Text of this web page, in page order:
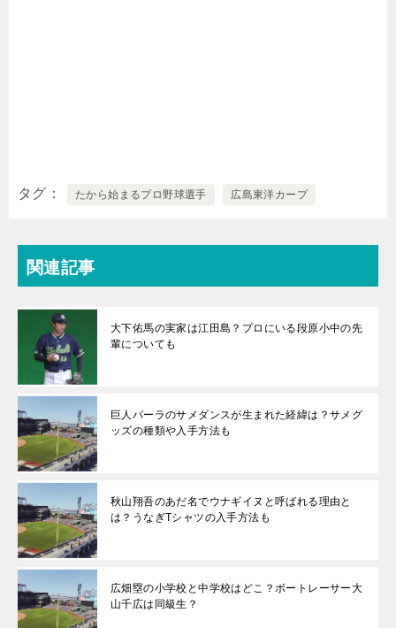
タグ たから始まるプロ野球選手 広島東洋カープ
関連記事
大下佑馬の実家は江田島？プロにいる段原小中の先
輩についても
巨人パーラのサメダンスが生まれた経緯は？サメグ
ッズの種類や入手方法も
秋山翔吾のあだ名でウナギイヌと呼ばれる理由と
は？うなぎTシャツの入手方法も
広畑塁の小学校と中学校はどこ？ボートレーサー大
山千広は同級生？